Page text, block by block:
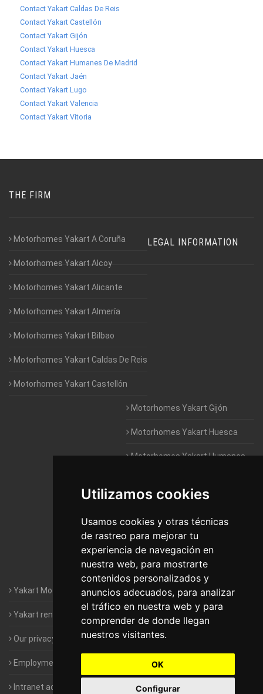
Utilizamos cookies
Usamos cookies y otras técnicas
de rastreo para mejorar tu
experiencia de navegación en
nuestra web, para mostrarte
contenidos personalizados y
anuncios adecuados, para analizar
el tráfico en nuestra web y para
comprender de donde llegan
nuestros visitantes.
OK
Configurar
Contact Yakart Caldas De Reis
Contact Yakart Castellón
Contact Yakart Gijón
Contact Yakart Huesca
Contact Yakart Humanes De Madrid
Contact Yakart Jaén
Contact Yakart Lugo
Contact Yakart Valencia
Contact Yakart Vitoria
THE FIRM
Motorhomes Yakart A Coruña
Motorhomes Yakart Alcoy
Motorhomes Yakart Alicante
Motorhomes Yakart Almería
Motorhomes Yakart Bilbao
Motorhomes Yakart Caldas De Reis
Motorhomes Yakart Castellón
Motorhomes Yakart Gijón
Motorhomes Yakart Huesca
Motorhomes Yakart Humanes
Motorhomes Yakart Jaén
Motorhomes Yakart Lugo
Motorhomes Yakart Valencia
Motorhomes Yakart Vitoria
LEGAL INFORMATION
Yakart Motorhomes : The Company
Yakart rental conditions
Our privacy policy
Employment- Work with us
Intranet access for Franchisees